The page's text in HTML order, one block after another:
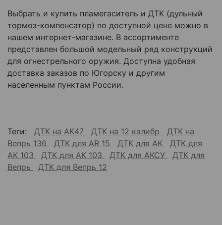
Выбрать и купить пламегаситель и ДТК (дульный
тормоз-компенсатор) по доступной цене можно в
нашем интернет-магазине. В ассортименте
представлен большой модельный ряд конструкций
для огнестрельного оружия. Доступна удобная
доставка заказов по Югорску и другим
населенным пунктам России.
Теги: ДТК на АК47 ДТК на 12 калибр
ДТК на
Вепрь 136
ДТК для AR 15 ДТК для АК
ДТК для
АК 103
ДТК для АК 103 ДТК для АКСУ
ДТК для
Вепрь
ДТК для Вепрь 12